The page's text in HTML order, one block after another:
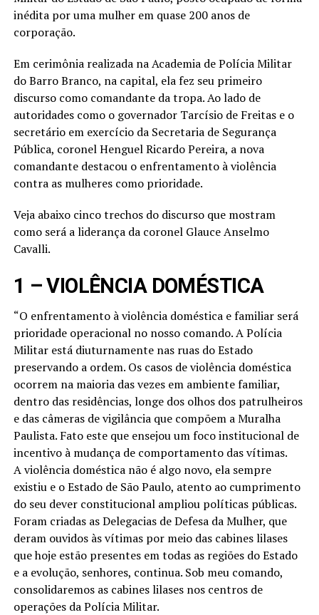
inédita por uma mulher em quase 200 anos de
corporação.
Em cerimônia realizada na Academia de Polícia Militar
do Barro Branco, na capital, ela fez seu primeiro
discurso como comandante da tropa. Ao lado de
autoridades como o governador Tarcísio de Freitas e o
secretário em exercício da Secretaria de Segurança
Pública, coronel Henguel Ricardo Pereira, a nova
comandante destacou o enfrentamento à violência
contra as mulheres como prioridade.
Veja abaixo cinco trechos do discurso que mostram
como será a liderança da coronel Glauce Anselmo
Cavalli.
1 – VIOLÊNCIA DOMÉSTICA
“O enfrentamento à violência doméstica e familiar será
prioridade operacional no nosso comando. A Polícia
Militar está diuturnamente nas ruas do Estado
preservando a ordem. Os casos de violência doméstica
ocorrem na maioria das vezes em ambiente familiar,
dentro das residências, longe dos olhos dos patrulheiros
e das câmeras de vigilância que compõem a Muralha
Paulista. Fato este que ensejou um foco institucional de
incentivo à mudança de comportamento das vítimas.
A violência doméstica não é algo novo, ela sempre
existiu e o Estado de São Paulo, atento ao cumprimento
do seu dever constitucional ampliou políticas públicas.
Foram criadas as Delegacias de Defesa da Mulher, que
deram ouvidos às vítimas por meio das cabines lilases
que hoje estão presentes em todas as regiões do Estado
e a evolução, senhores, continua. Sob meu comando,
consolidaremos as cabines lilases nos centros de
operações da Polícia Militar.